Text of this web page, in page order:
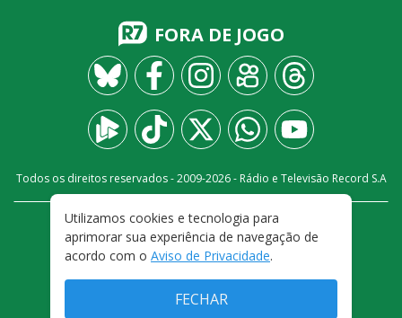
FORA DE JOGO
Todos os direitos reservados - 2009-2026- Rádio e Televisão Record S.A
FALE CONOSCO
PRIVACIDADE
TERMOS E CONDIÇÕES DE USO
Utilizamos cookies e tecnologia para
aprimorar sua experiência de navegação de
acordo com o Aviso de Privacidade.
FECHAR